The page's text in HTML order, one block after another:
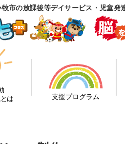
牧市の放課後等デイサービス・児童
は
支援プログラム